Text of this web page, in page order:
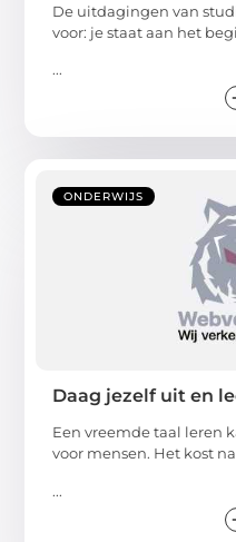
De uitdagingen van
voor: je staat aan het
...
ONDERWIJS
Daag jezelf uit en
Een vreemde taal leren
voor mensen. Het kost
...